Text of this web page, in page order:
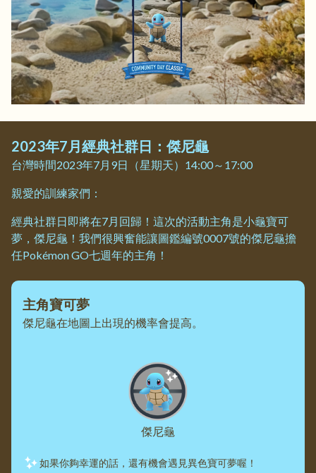
2023年7月經典社群日：傑尼龜
台灣時間2023年7月9日（星期天）14:00～17:00
親愛的訓練家們：
經典社群日即將在7月回歸！這次的活動主角是小龜寶可
夢，傑尼龜！我們很興奮能讓圖鑑編號0007號的傑尼龜擔
任Pokémon GO七週年的主角！
主角寶可夢
傑尼龜在地圖上出現的機率會提高。
傑尼龜
如果你夠幸運的話，還有機會遇見異色寶可夢喔！